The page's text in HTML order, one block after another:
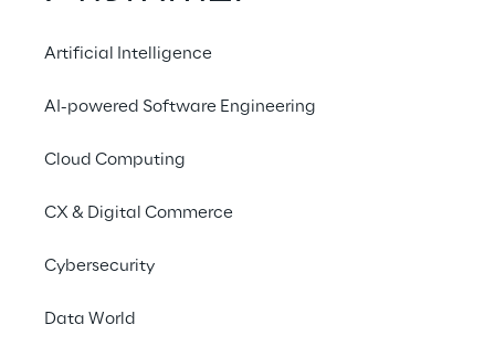
Artificial Intelligence
AI-powered Software Engineering
Cloud Computing
CX & Digital Commerce
Cybersecurity
Data World
Experience Live
2020
Mit einem Freund teilen
Events
SAP